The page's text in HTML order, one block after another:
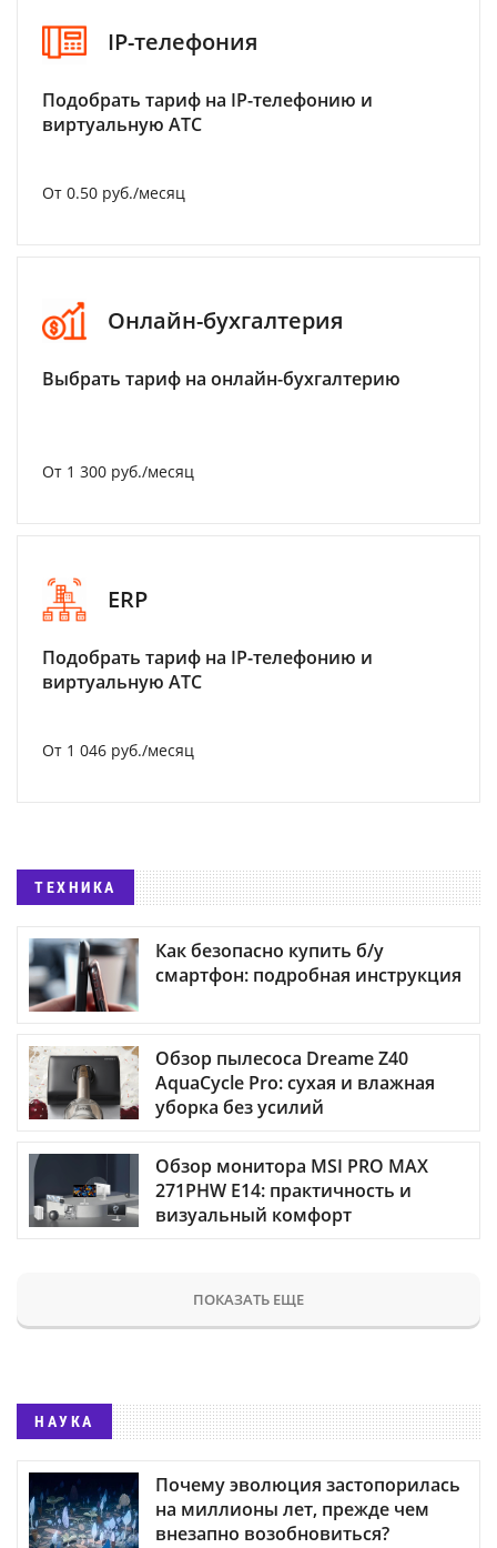
IP-телефония
Подобрать тариф на IP-телефонию и
виртуальную АТС
От 0.50 руб./месяц
Онлайн-бухгалтерия
Выбрать тариф на онлайн-бухгалтерию
От 1 300 руб./месяц
ERP
Подобрать тариф на IP-телефонию и
виртуальную АТС
От 1 046 руб./месяц
ТЕХНИКА
Как безопасно купить б/у
смартфон: подробная инструкция
Обзор пылесоса Dreame Z40
AquaCycle Pro: сухая и влажная
уборка без усилий
Обзор монитора MSI PRO MAX
271PHW E14: практичность и
визуальный комфорт
ПОКАЗАТЬ ЕЩЕ
НАУКА
Почему эволюция застопорилась
на миллионы лет, прежде чем
внезапно возобновиться?